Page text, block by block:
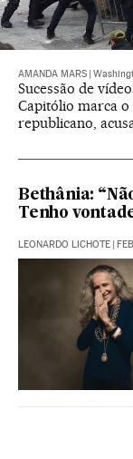
AMANDA MARS
Sucessão de
Capitólio marca
republicano,
Bethânia:
Tenho
LEONARDO LICHOTE